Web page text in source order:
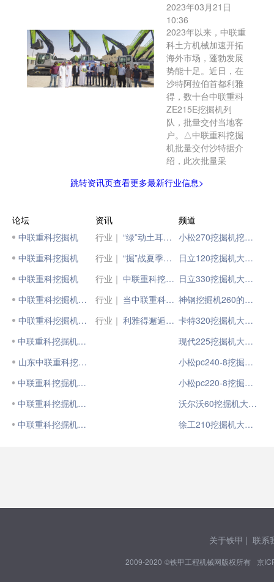
2023年03月21日
10:36
2023年以来，中联重
科土方机械加速开拓
海外市场，蓬勃发展
势能十足。近日，在
沙特阿拉伯首都利雅
得，数十台中联重科
ZE215E挖掘机列
队，批量交付当地客
户。△中联重科挖掘
机批量交付沙特据介
绍，此次批量采
跳转资讯页查看更多最新行业信息>
论坛
中联重科挖掘机
中联重科挖掘机
中联重科挖掘机
中联重科挖掘机730
中联重科挖掘机685
中联重科挖掘机显示屏
山东中联重科挖掘机
中联重科挖掘机怎么样
中联重科挖掘机怎么样？
中联重科挖掘机冒黑蓝烟
资讯
行业｜
“绿”动土耳其！中联重科挖掘机掀交付热潮
行业｜
“掘”战夏季！中联重科挖掘机批量交付内蒙古
行业｜
中联重科挖掘机入选国家首批《低噪声施工设备指导名录》
行业｜
当中联重科挖掘机遇见这两国总统
行业｜
利雅得邂逅极光绿！中联重科挖掘机热销沙特市场
频道
小松270挖掘机挖斗大小
日立120挖掘机大小臂
日立330挖掘机大小臂
神钢挖掘机260的挖斗大小
卡特320挖掘机大小臂
现代225挖掘机大小臂
小松pc240-8挖掘机大小臂
小松pc220-8挖掘机大小臂
沃尔沃60挖掘机大小臂
徐工210挖掘机大小臂
关于铁甲 | 联系
2009-2020 ©铁甲工程机械网版权所有 京